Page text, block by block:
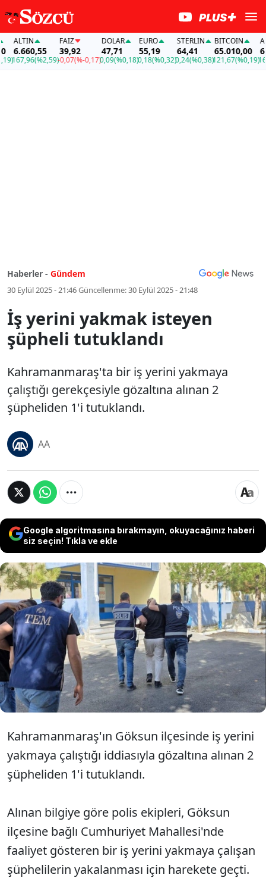
ALTIN
6.660,55
167,96(%2,59)
FAİZ
39,92
-0,07(%-0,17)
DOLAR
47,71
0,09(%0,18)
EURO
55,19
0,18(%0,32)
STERLIN
64,41
0,24(%0,38)
BITCOIN
65.010,00
121,67(%0,19)
Haberler - Gündem
30 Eylül 2025 - 21:46Güncellenme:30 Eylül 2025 - 21:48
İş yerini yakmak isteyen
şüpheli tutuklandı
Kahramanmaraş'ta bir iş yerini yakmaya
çalıştığı gerekçesiyle gözaltına alınan 2
şüpheliden 1'i tutuklandı.
AA
Google algoritmasına bırakmayın, okuyacağınız haberi
siz seçin! Tıkla ve ekle
Kahramanmaraş'ta bir iş yerini
yakmaya çalıştığı gerekçesiyle
gözaltına alınan 2 şüpheliden 1'i
tutuklandı.
Kahramanmaraş'ın Göksun ilçesinde iş yerini
yakmaya çalıştığı iddiasıyla gözaltına alınan 2
şüpheliden 1'i tutuklandı.
Alınan bilgiye göre polis ekipleri, Göksun
ilçesine bağlı Cumhuriyet Mahallesi'nde
faaliyet gösteren bir iş yerini yakmaya çalışan
şüphelilerin yakalanması için harekete geçti.